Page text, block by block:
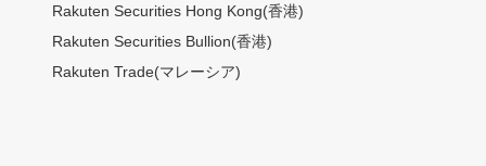
Rakuten Securities Hong Kong(香港)
Rakuten Securities Bullion(香港)
Rakuten Trade(マレーシア)